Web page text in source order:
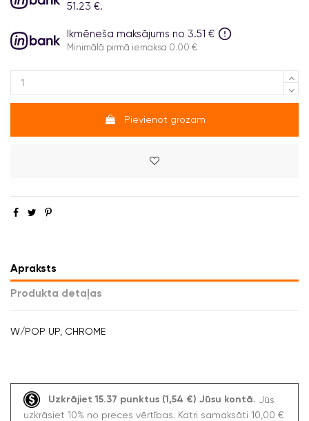
51.23 €.
Ikmēneša maksājums no 3.51 €
Minimālā pirmā iemaksa 0.00 €
Pievienot grozam
Apraksts
Produkta detaļas
W/POP UP, CHROME
Uzkrājiet 15.37 punktus (1,54 €) Jūsu kontā.
Jūs
uzkrāsiet 10% no preces vērtības. Katri samaksāti 10,00 €